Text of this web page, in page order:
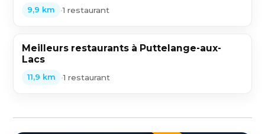
9,9 km •1 restaurant
Meilleurs restaurants à Puttelange-aux-
Lacs
11,9 km •1 restaurant